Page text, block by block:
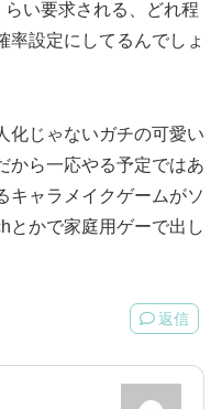
い要求される、どれ程
率設定にしてるんでしょ
化じゃないガチの可愛い
から一応やる予定ではあ
キャラメイクゲームがソ
とかで家庭用ゲーで出し
返信